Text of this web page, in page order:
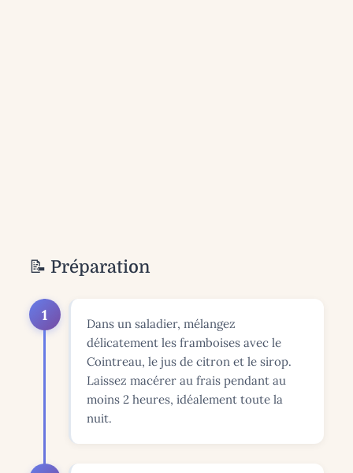
📝 Préparation
1
Dans un saladier, mélangez
délicatement les framboises avec le
Cointreau, le jus de citron et le sirop.
Laissez macérer au frais pendant au
moins 2 heures, idéalement toute la
nuit.